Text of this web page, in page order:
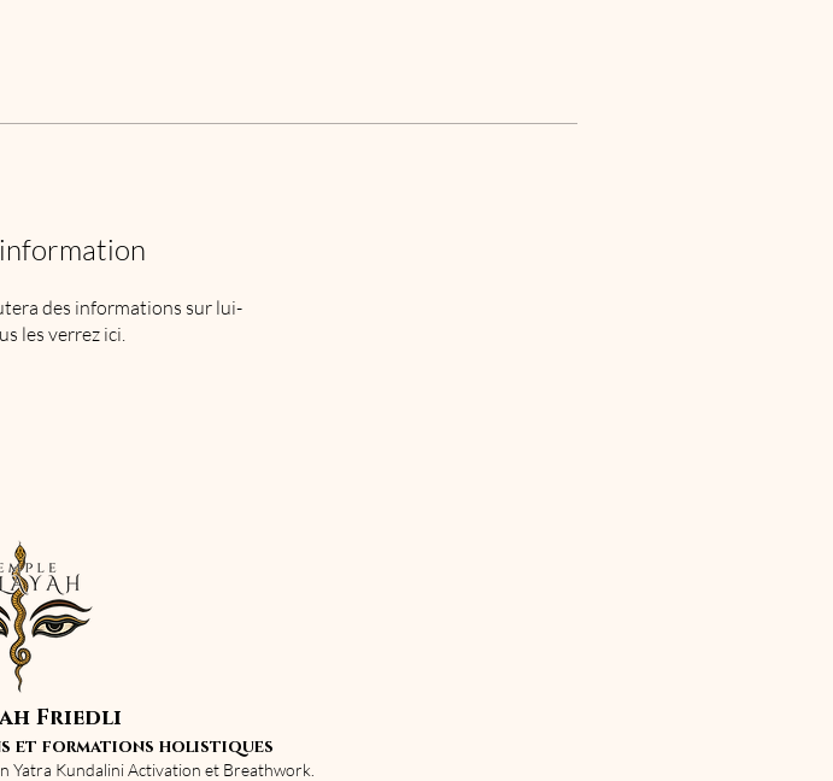
des informations sur lui-
les verrez ici.
Friedli
et formations holistiques
Yatra Kundalini Activation et Breathwork.